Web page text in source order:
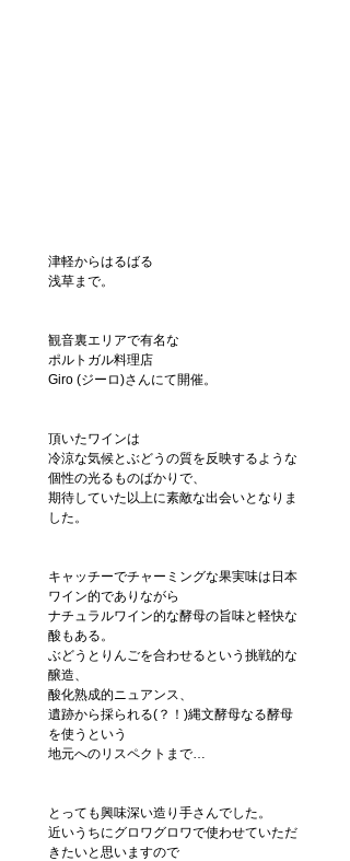
津軽からはるばる
浅草まで。
観音裏エリアで有名な
ポルトガル料理店
Giro (ジーロ)さんにて開催。
頂いたワインは
冷涼な気候とぶどうの質を反映するような
個性の光るものばかりで、
期待していた以上に素敵な出会いとなりま
した。
キャッチーでチャーミングな果実味は日本
ワイン的でありながら
ナチュラルワイン的な酵母の旨味と軽快な
酸もある。
ぶどうとりんごを合わせるという挑戦的な
醸造、
酸化熟成的ニュアンス、
遺跡から採られる(？！)縄文酵母なる酵母
を使うという
地元へのリスペクトまで…
とっても興味深い造り手さんでした。
近いうちにグロワグロワで使わせていただ
きたいと思いますので